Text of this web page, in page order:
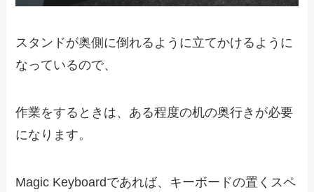
スタンドが奥側に倒れるように立てかけるように
なっているので、
作業をするときは、ある程度の机の奥行きが必要
になります。
Magic Keyboardであれば、キーボードの置くスペ